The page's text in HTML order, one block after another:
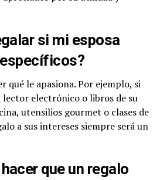
si mi esposa
qué le apasiona. Por ejemplo, si
electrónico o libros de su
utensilios gourmet o clases de
a sus intereses siempre será un
que un regalo